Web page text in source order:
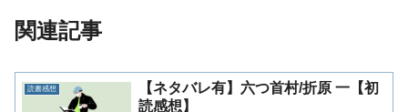
関連記事
読書感想
【ネタバレ有】六つ首村/折原 一【初
読感想】